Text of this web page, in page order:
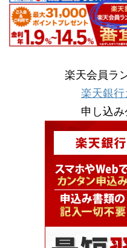
楽天会員ラ
楽天銀
申し込